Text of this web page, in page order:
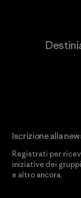
Iscrizione alla
Registrati per
iniziative dei
e altro ancora.